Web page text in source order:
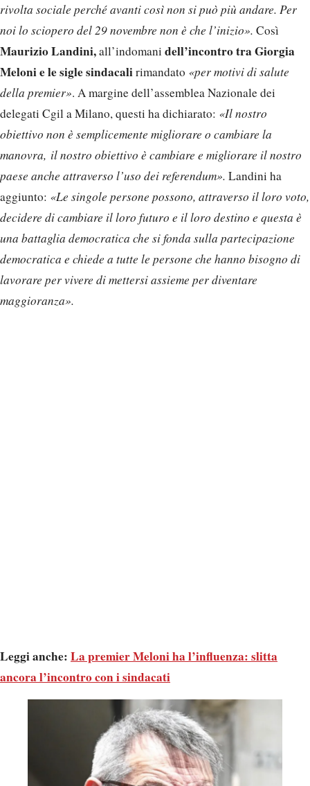
rivolta sociale perché avanti così non si può più andare. Per
noi lo sciopero del 29 novembre non è che l’inizio». Così
Maurizio Landini,all’indomani dell’incontro tra Giorgia
Meloni e le sigle sindacalirimandato «per motivi di salute
della premier». A margine dell’assemblea Nazionale dei
delegati Cgil a Milano, questi ha dichiarato: «Il nostro
obiettivo non è semplicemente migliorare o cambiare la
manovra, il nostro obiettivo è cambiare e migliorare il nostro
paese anche attraverso l’uso dei referendum». Landini ha
aggiunto: «Le singole persone possono, attraverso il loro voto,
decidere di cambiare il loro futuro e il loro destino e questa è
una battaglia democratica che si fonda sulla partecipazione
democratica e chiede a tutte le persone che hanno bisogno di
lavorare per vivere di mettersi assieme per diventare
maggioranza».
Leggi anche: La premier Meloni ha l’influenza: slitta
ancora l’incontro con i sindacati